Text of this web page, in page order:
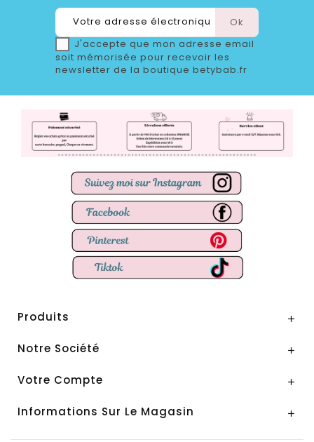
J'accepte que mon adresse email
soit mémorisée pour recevoir les
newsletter de la boutique betybab.fr
Produits 
Notre Société 
Votre Compte 
Informations Sur Le Magasin 